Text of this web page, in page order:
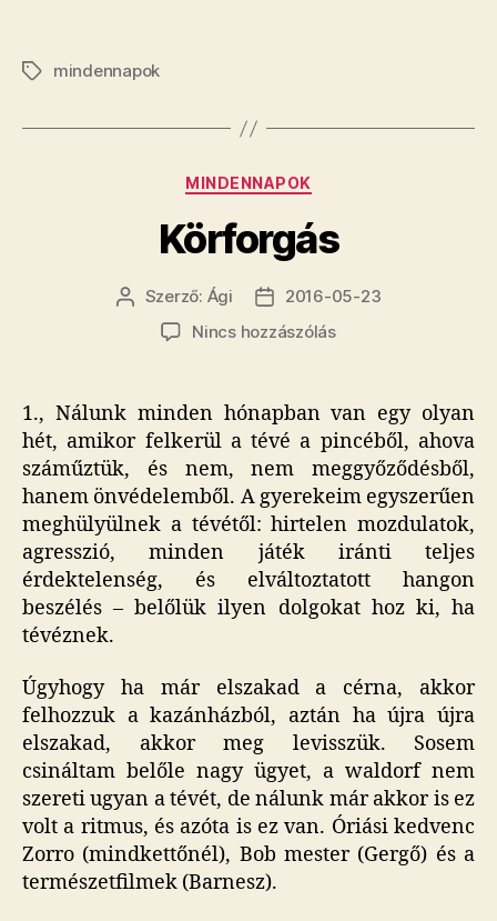
Címkékmindennapok
Kategóriák
MINDENNAPOK
Körforgás
Bejegyzés
szerzője
Szerző: Ági
Bejegyzés
dátuma
2016-05-23
Nincs hozzászólása(z)
1., Nálunk minden hónapban van egy olyan
hét, amikor felkerül a tévé a pincéből, ahova
száműztük, és nem, nem meggyőződésből,
hanem önvédelemből. A gyerekeim egyszerűen
meghülyülnek a tévétől: hirtelen mozdulatok,
agresszió, minden játék iránti teljes
érdektelenség, és elváltoztatott hangon
beszélés – belőlük ilyen dolgokat hoz ki, ha
tévéznek.
Úgyhogy ha már elszakad a cérna, akkor
felhozzuk a kazánházból, aztán ha újra újra
elszakad, akkor meg levisszük. Sosem
csináltam belőle nagy ügyet, a waldorf nem
szereti ugyan a tévét, de nálunk már akkor is ez
volt a ritmus, és azóta is ez van. Óriási kedvenc
Zorro (mindkettőnél), Bob mester (Gergő) és a
természetfilmek (Barnesz).